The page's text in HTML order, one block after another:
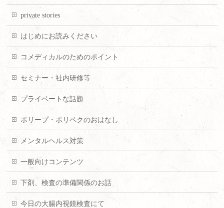
private stories
はじめにお読みください
コメディカルのためのポイント
セミナー・社内研修等
プライベートな話題
ポリープ・ポリペクのおはなし
メンタルヘルス対策
一般向けコンテンツ
下剤、検査の準備関係のお話
今日の大腸内視鏡検査にて